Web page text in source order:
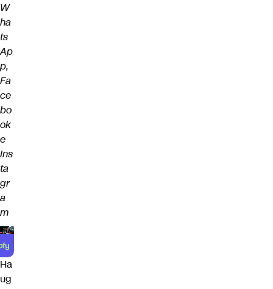
W
ha
ts
Ap
p,
Fa
ce
bo
ok
e
Ins
ta
gr
a
m
Ha
ug